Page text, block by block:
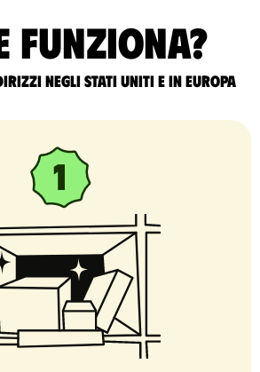
funziona?
negli Stati Uniti e in Europa